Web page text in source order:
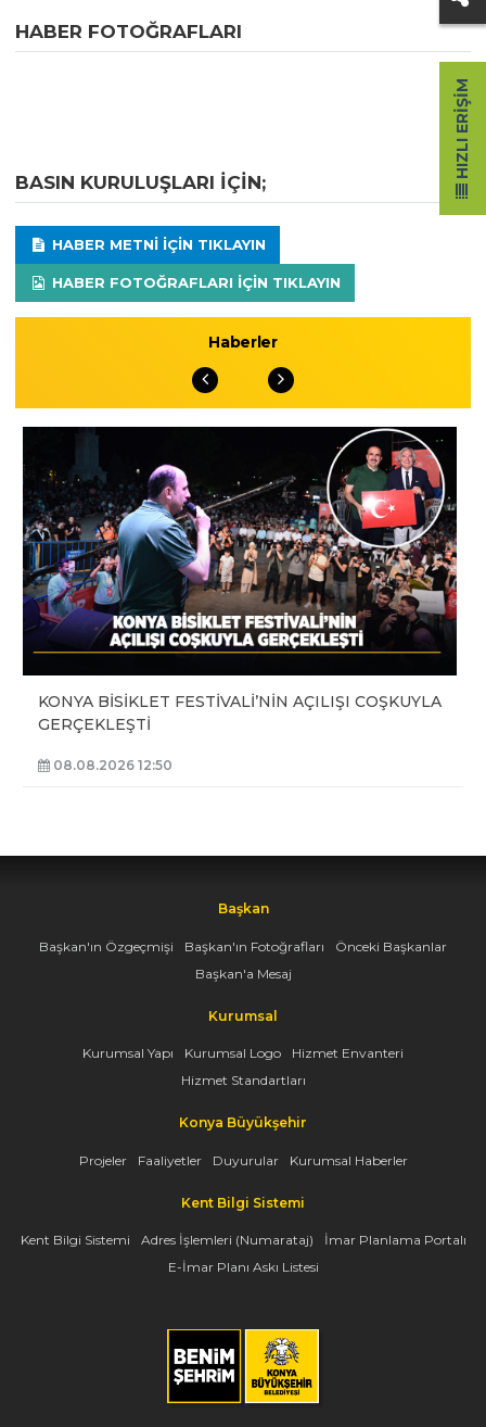
HABER FOTOĞRAFLARI
BASIN KURULUŞLARI IÇIN;
HABER METNI IÇIN TIKLAYIN
HABER FOTOĞRAFLARI IÇIN TIKLAYIN
Haberler
KONYA BİSİKLET FESTİVALİ’NİN AÇILIŞI COŞKUYLA
GERÇEKLEŞTİ
08.08.2026 12:50
Başkan
Başkan'ın Özgeçmişi Başkan'ın Fotoğrafları
Önceki Başkanlar
Başkan'a Mesaj
Kurumsal
Kurumsal Yapı Kurumsal Logo
Hizmet Envanteri
Hizmet Standartları
Konya Büyükşehir
Projeler Faaliyetler Duyurular Kurumsal Haberler
Kent Bilgi Sistemi
Kent Bilgi Sistemi Adres İşlemleri (Numarataj)
İmar Planlama Portalı
E-İmar Planı Askı Listesi
HIZLI ERIŞIM